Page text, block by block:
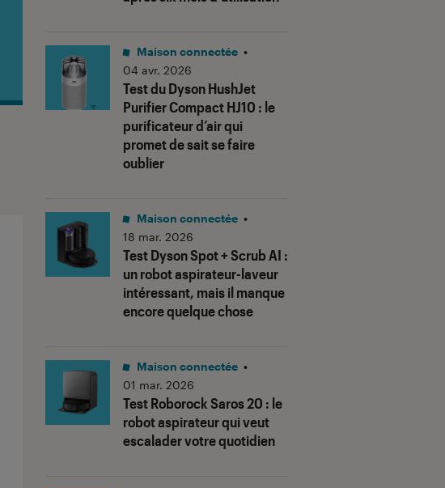
Test du Dyson HushJet
Purifier Compact HJ10 : le
purificateur d’air qui
promet de sait se faire
oublier
Maison connectée •
04 avr. 2026
Test Dyson Spot + Scrub AI :
un robot aspirateur-laveur
intéressant, mais il manque
encore quelque chose
Maison connectée •
18 mar. 2026
Test Roborock Saros 20 : le
robot aspirateur qui veut
escalader votre quotidien
Maison connectée •
01 mar. 2026